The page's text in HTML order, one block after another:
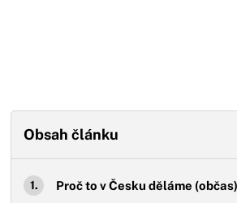
Obsah článku
Proč to v Česku děláme